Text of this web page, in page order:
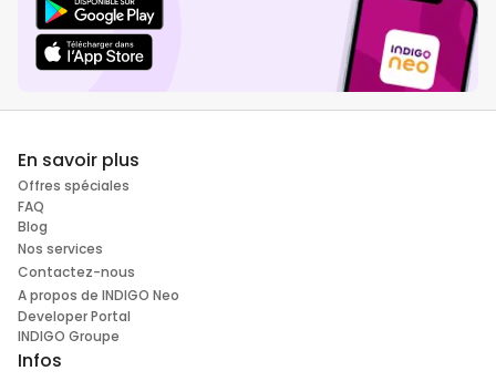
En savoir plus
Offres spéciales
FAQ
Blog
Nos services
Contactez-nous
A propos de INDIGO Neo
Developer Portal
INDIGO Groupe
Infos